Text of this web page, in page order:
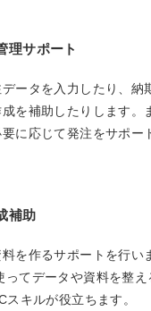
理サポート
ータを入力したり、納
を補助したりします。
に応じて発注をサポー
補助
料を作るサポートを行い
ってデータや資料を整え
スキルが役立ちます。